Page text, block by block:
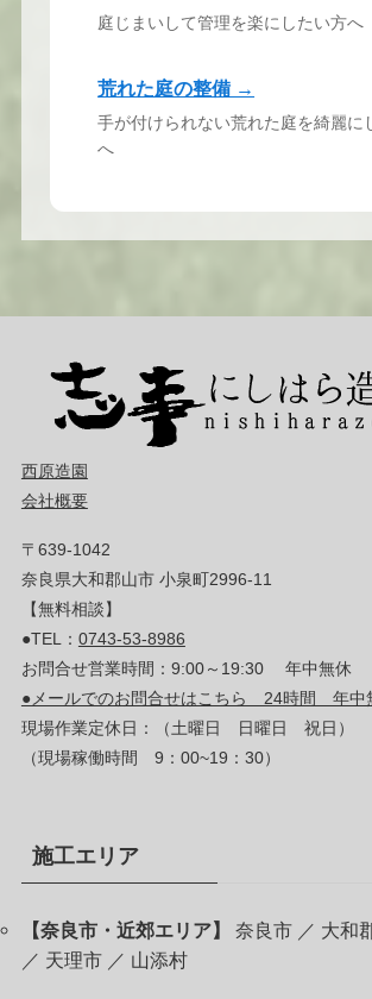
庭じまいして管理を楽にしたい方へ
荒れた庭の整備 →
手が付けられない荒れた庭を綺麗に
へ
西原造園
会社概要
〒639-1042
奈良県大和郡山市 小泉町2996-11
【無料相談】
●TEL： 0743-53-8986
お問合せ営業時間：9:00～19:30 年中無休
●メールでのお問合せはこちら 24時間 年中
現場作業定休日：（土曜日 日曜日 祝日）
（現場稼働時間 9：00~19：30）
施工エリア
【奈良市・近郊エリア】
奈良市 ／ 大和
／ 天理市 ／ 山添村